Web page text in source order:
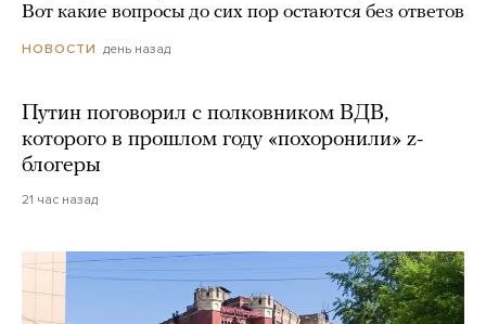
Вот какие вопросы до сих пор остаются без ответов
НОВОСТИ день назад
Путин поговорил с полковником ВДВ,
которого в прошлом году «похоронили» z-
блогеры
21 час назад